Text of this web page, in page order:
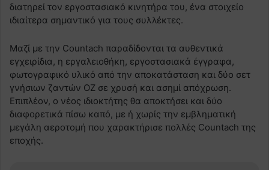
διατηρεί τον εργοστασιακό κινητήρα του, ένα στοιχείο
ιδιαίτερα σημαντικό για τους συλλέκτες.
Μαζί με την Countach παραδίδονται τα αυθεντικά
εγχειρίδια, η εργαλειοθήκη, εργοστασιακά έγγραφα,
φωτογραφικό υλικό από την αποκατάσταση και δύο σετ
γνήσιων ζαντών OZ σε χρυσή και ασημί απόχρωση.
Επιπλέον, ο νέος ιδιοκτήτης θα αποκτήσει και δύο
διαφορετικά πίσω καπό, με ή χωρίς την εμβληματική
μεγάλη αεροτομή που χαρακτήρισε πολλές Countach της
εποχής.